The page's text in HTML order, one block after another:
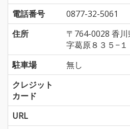
電話番号
0877-32-5061
住所
〒764-0028 香
字葛原８３５−１
駐車場
無し
クレジット
カード
URL